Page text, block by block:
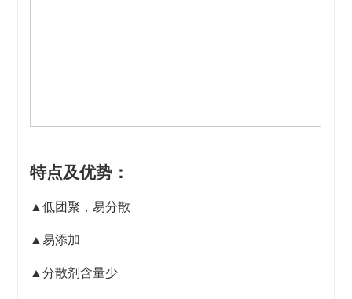
特点及优势：
▲低团聚，易分散
▲易添加
▲分散剂含量少